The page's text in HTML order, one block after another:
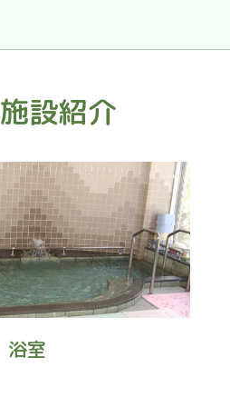
施設紹介
浴室